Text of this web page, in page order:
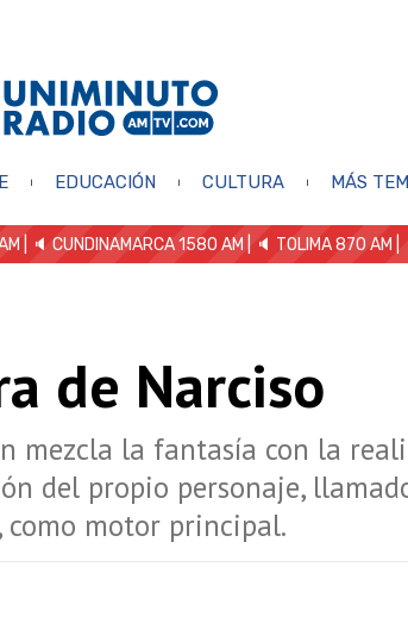
EDUCACIÓN CULTURA MÁS
| 🔈 CUNDINAMARCA 1580 AM | 🔈 TOLIMA 870 AM
de Narciso
mezcla la fantasía con la
del propio personaje,
como motor principal.